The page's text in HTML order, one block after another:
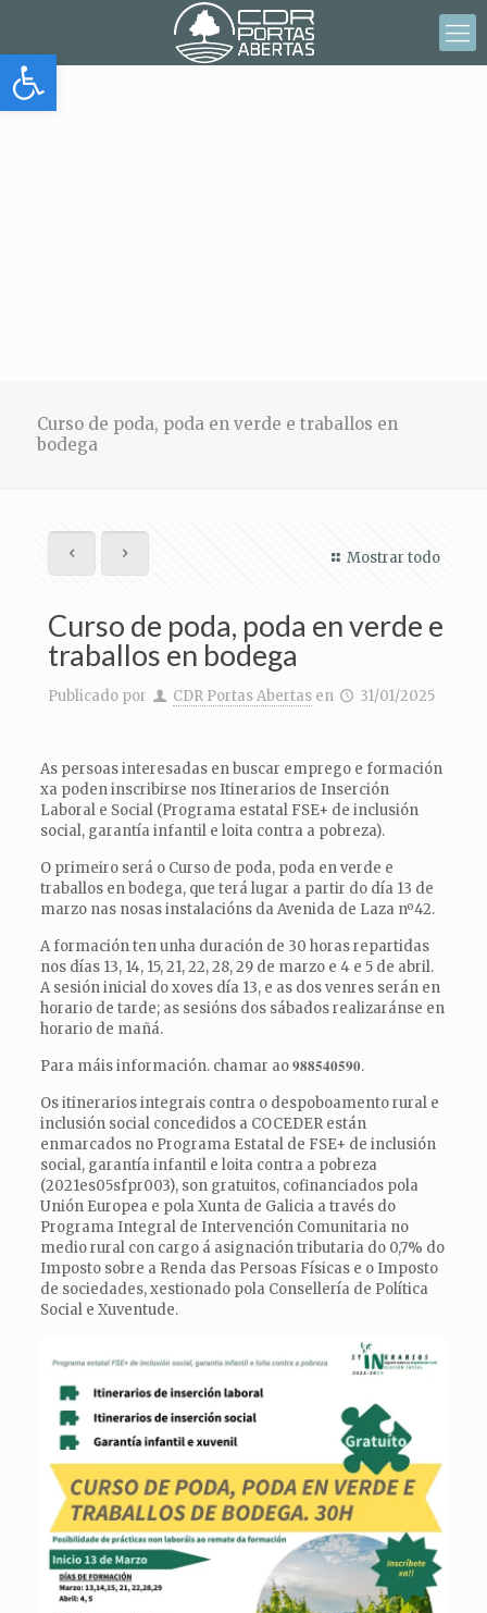
Abrir barra de herramientas
Curso de poda, poda en verde e traballos en
bodega
Mostrar todo
Curso de poda, poda en verde e
traballos en bodega
Publicado por CDR Portas Abertas en 31/01/2025
As persoas interesadas en buscar emprego e formación
xa poden inscribirse nos Itinerarios de Inserción
Laboral e Social (Programa estatal FSE+ de inclusión
social, garantía infantil e loita contra a pobreza).
O primeiro será o Curso de poda, poda en verde e
traballos en bodega, que terá lugar a partir do día 13 de
marzo nas nosas instalacións da Avenida de Laza nº42.
A formación ten unha duración de 30 horas repartidas
nos días 13, 14, 15, 21, 22, 28, 29 de marzo e 4 e 5 de abril.
A sesión inicial do xoves día 13, e as dos venres serán en
horario de tarde; as sesións dos sábados realizaránse en
horario de mañá.
Para máis información. chamar ao 𝟗𝟖𝟖𝟓𝟒𝟎𝟓𝟗𝟎.
Os itinerarios integrais contra o despoboamento rural e
inclusión social concedidos a COCEDER están
enmarcados no Programa Estatal de FSE+ de inclusión
social, garantía infantil e loita contra a pobreza
(2021es05sfpr003), son gratuitos, cofinanciados pola
Unión Europea e pola Xunta de Galicia a través do
Programa Integral de Intervención Comunitaria no
medio rural con cargo á asignación tributaria do 0,7% do
Imposto sobre a Renda das Persoas Físicas e o Imposto
de sociedades, xestionado pola Consellería de Política
Social e Xuventude.